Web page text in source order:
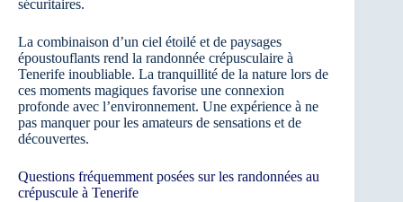
sécuritaires.
La combinaison d’un ciel étoilé et de paysages
époustouflants rend la randonnée crépusculaire à
Tenerife inoubliable. La tranquillité de la nature lors de
ces moments magiques favorise une connexion
profonde avec l’environnement. Une expérience à ne
pas manquer pour les amateurs de sensations et de
découvertes.
Questions fréquemment posées sur les randonnées au
crépuscule à Tenerife